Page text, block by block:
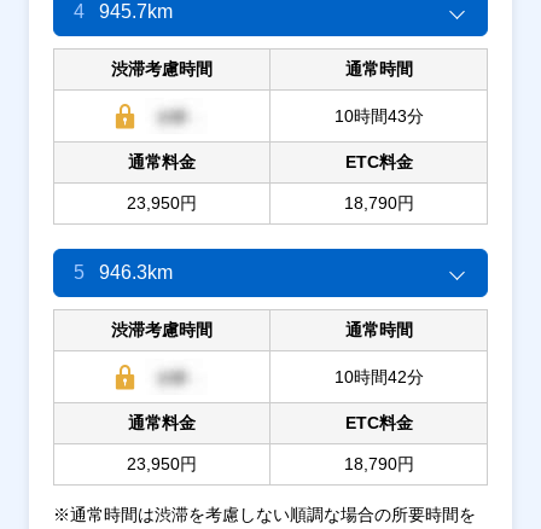
4 945.7km
渋滞考慮時間 通常時間
10時間43分
通常料金
23,950円
ETC料金
18,790円
5 946.3km
渋滞考慮時間 通常時間
10時間42分
通常料金
23,950円
ETC料金
18,790円
※通常時間は渋滞を考慮しない順調な場合の所要時間を